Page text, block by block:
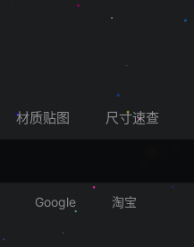
材质贴图 尺寸速查
Google 淘宝